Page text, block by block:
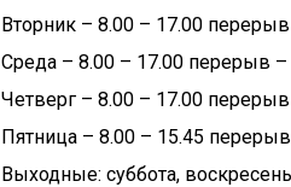
Вторник – 8.00 – 17.00
Среда – 8.00 – 17.00 перерыв –
Четверг – 8.00 – 17.00
Пятница – 8.00 – 15.45
Выходные: суббота,